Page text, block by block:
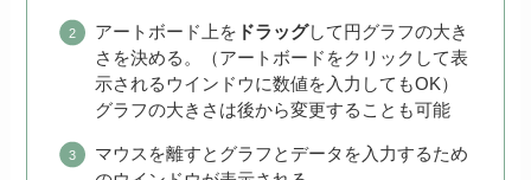
アートボード上を ドラッグして円グラフの大き
さを決める。（アートボードをクリックして表
示されるウインドウに数値を入力してもOK）
グラフの大きさは後から変更することも可能
マウスを離すとグラフとデータを入力するため